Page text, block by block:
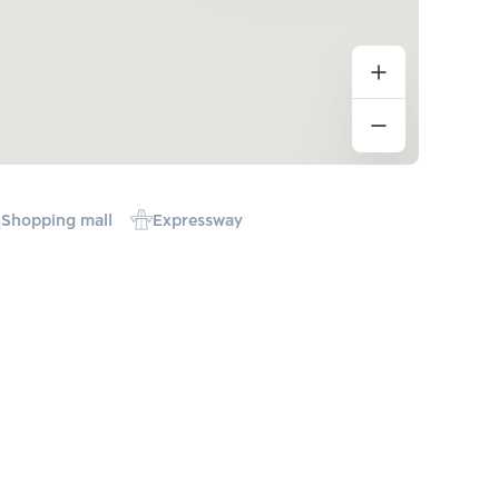
Shopping mall Expressway